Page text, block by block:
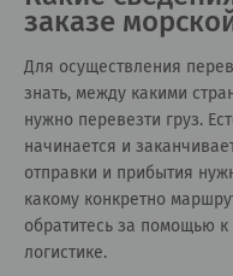
заказе
Для осуществления
знать, между какими
нужно перевезти груз.
начинается и
отправки и прибытия
какому конкретно
обратитесь за помощью к
логистике.